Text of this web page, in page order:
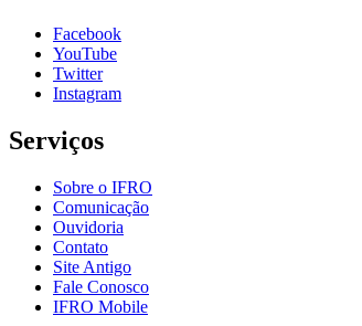
Facebook
YouTube
Twitter
Instagram
Serviços
Sobre o IFRO
Comunicação
Ouvidoria
Contato
Site Antigo
Fale Conosco
IFRO Mobile